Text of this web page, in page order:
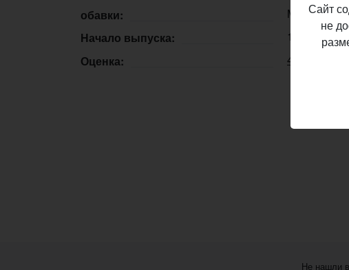
обавки:
Mango,
Начало выпуска:
11.03.2020
Оценка:
4.18
Не нашли
Сайт
не